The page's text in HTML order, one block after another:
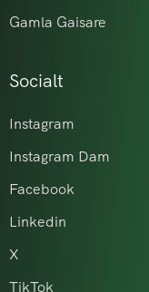
Gamla Gaisare
Socialt
Instagram
Instagram Dam
Facebook
Linkedin
X
TikTok